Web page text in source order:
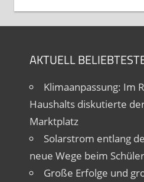
AKTUELL
Klimaanpassung: Im
Haushalts diskutierte
Marktplatz
Solarstrom entlang
neue Wege beim
Große Erfolge und